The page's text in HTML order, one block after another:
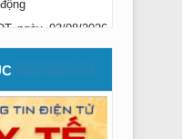
xác nhận hoàn
tháng 07/2026
BVĐK ngày
báo giá cung cấp
15